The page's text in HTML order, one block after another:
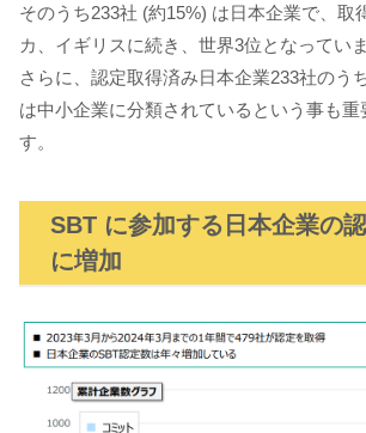
そのうち233社 (約15%) は日本企業で、取
カ、イギリスに続き、世界3位となっていま
さらに、認定取得済み日本企業233社のう
は中小企業に分類されているという事も
す。
SBT に参加する日本企業の
に増加